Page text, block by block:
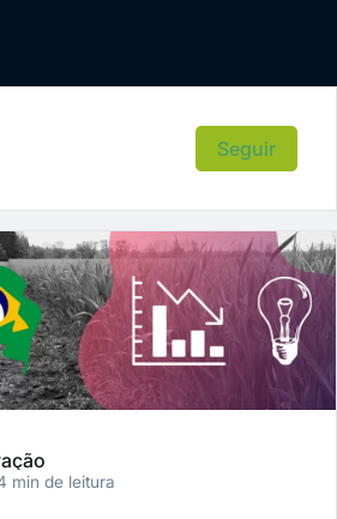
Seguir
min de leitura